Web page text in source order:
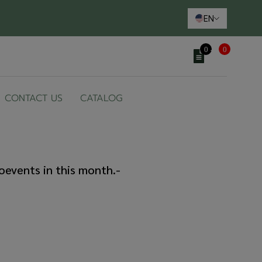
EN
0 0
CONTACT US CATALOG
events in this month.-